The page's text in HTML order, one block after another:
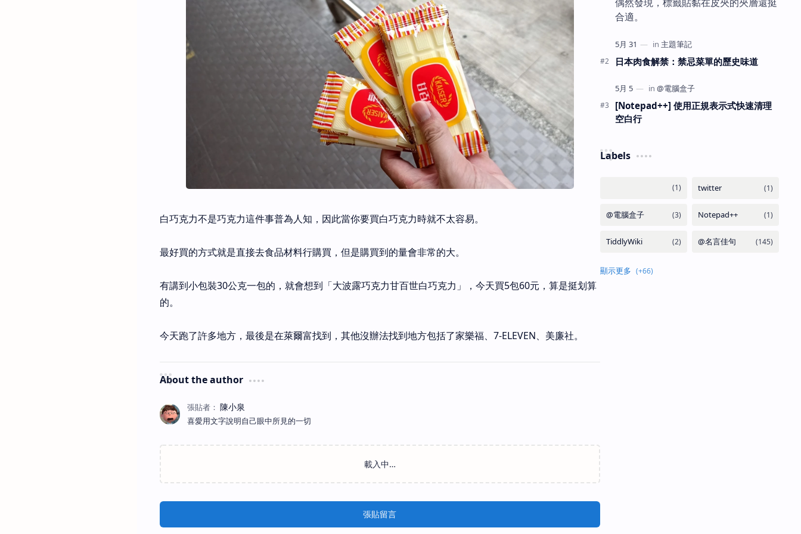
白巧克力不是巧克力這件事普為人知，因此當你要買白巧克力時就不太容易。
最好買的方式就是直接去食品材料行購買，但是購買到的量會非常的大。
有講到小包裝30公克一包的，就會想到「大波露巧克力甘百世白巧克力」，今天買5包60元，算是挺划算
的。
今天跑了許多地方，最後是在萊爾富找到，其他沒辦法找到地方包括了家樂福、7-ELEVEN、美廉社。
About the author
喜愛用文字說明自己眼中所見的一切
張貼留言
合適。
日本肉食解禁：禁忌菜單的歷史味道
[Notepad++] 使用正規表示式快速清理
空白行
Labels